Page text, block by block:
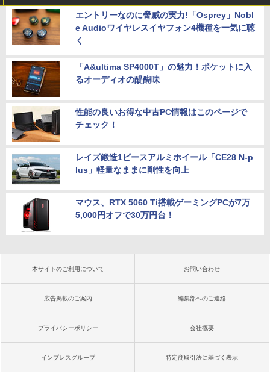
エントリーなのに脅威の実力!「Osprey」Nobl
e Audioワイヤレスイヤフォン4機種を一気に聴
く
「A&ultima SP4000T」の魅力！ポケットに入
るオーディオの醍醐味
性能の良いお得な中古PC情報はこのページで
チェック！
レイズ鍛造1ピースアルミホイール「CE28 N-p
lus」軽量なままに剛性を向上
マウス、RTX 5060 Ti搭載ゲーミングPCが7万
5,000円オフで30万円台！
本サイトのご利用について お問い合わせ
広告掲載のご案内 編集部へのご連絡
プライバシーポリシー 会社概要
インプレスグループ 特定商取引法に基づく表示